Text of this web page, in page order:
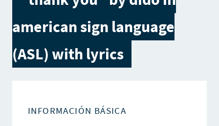
american sign language
(ASL) with lyrics
INFORMACIÓN BÁSICA